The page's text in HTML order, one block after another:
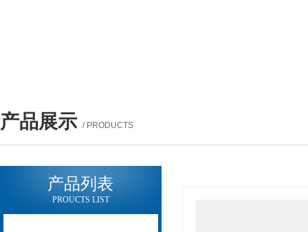
产品展示 / PRODUCTS
产品列表
PROUCTS LIST